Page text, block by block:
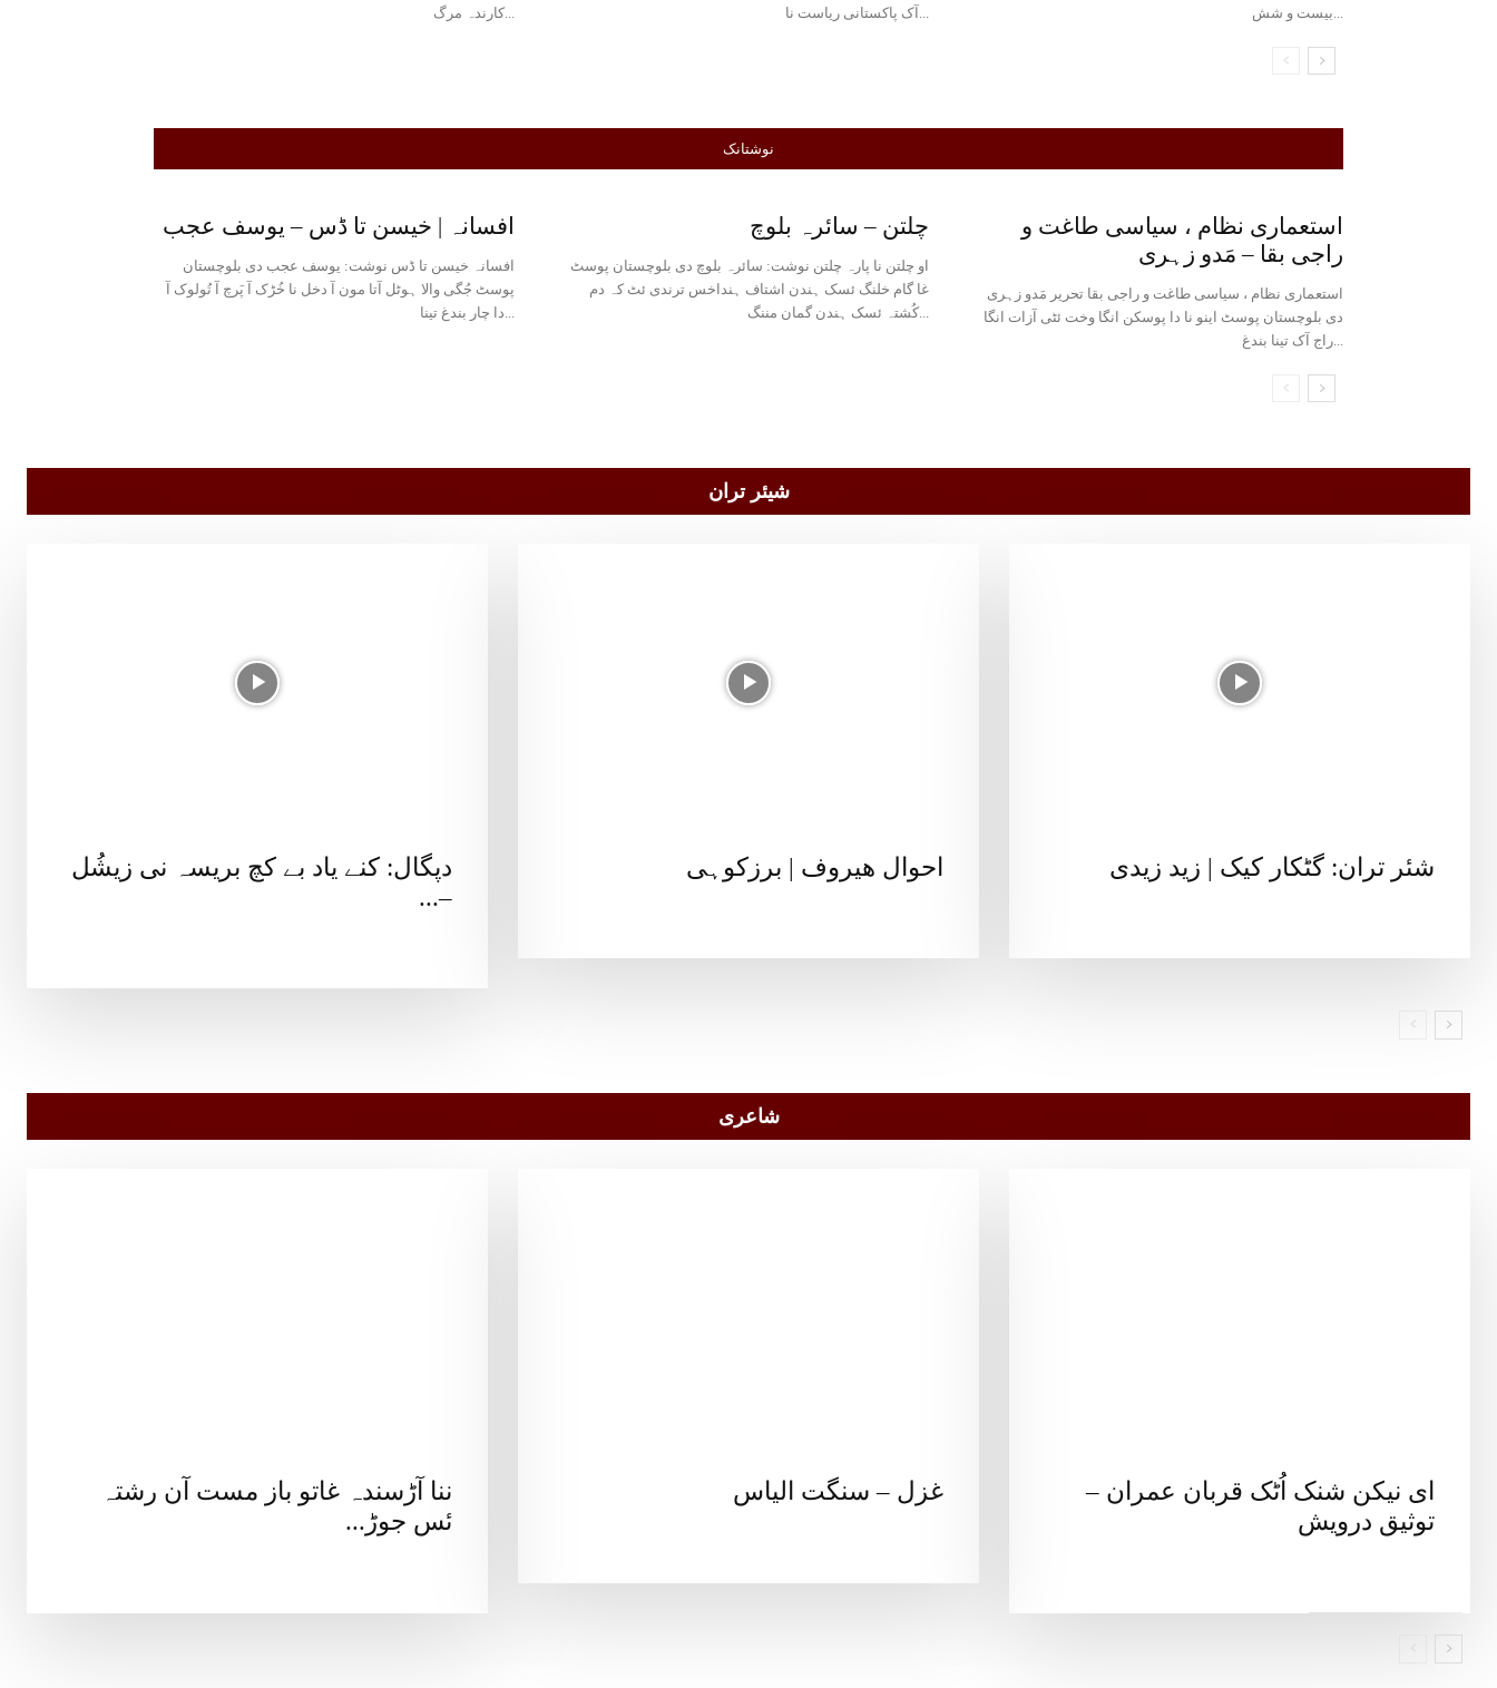
کارندہ مرگ...
آک پاکستانی ریاست نا...
بیست و شش...
نوشتانک
افسانہ | خیسن تا ڈس – یوسف عجب
افسانہ خیسن تا ڈس نوشت: یوسف عجب دی بلوچستان
پوسٹ جُگی والا ہوٹل آتا مون آ دخل نا خُڑک آ پَرچ آ تُولوک آ
دا چار بندغ تینا...
غا گام خلنگ ئسک ہندن اشتاف ہنداخس ترندی ئٹ کہ دم
کُشتہ ئسک ہندن گمان مننگ...
استعماری نظام ، سیاسی طاغت و
راجی بقا – مَدو زہری
استعماری نظام ، سیاسی طاغت و راجی بقا تحریر مَدو زہری
دی بلوچستان پوسٹ اینو نا دا پوسکن انگا وخت ئٹی آزات انگا
راج آک تینا بندغ...
شیئر تران
دپگال: کنے یاد بے کچ بریسہ نی زیشُل
–...
احوال ھیروف | برزکوہی شئر تران: گٹکار کیک | زید زیدی
شاعری
ننا آڑسندہ غاتو باز مست آن رشتہ
ئس جوڑ...
غزل – سنگت الیاس
ای نیکن شنک اُٹک قربان عمران –
توثیق درویش